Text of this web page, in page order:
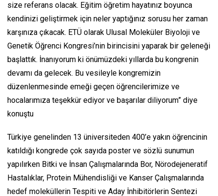
size referans olacak. Eğitim öğretim hayatınız boyunca
kendinizi geliştirmek için neler yaptığınız sorusu her zaman
karşınıza çıkacak. ETÜ olarak Ulusal Moleküler Biyoloji ve
Genetik Öğrenci Kongresi’nin birincisini yaparak bir geleneği
başlattık. İnanıyorum ki önümüzdeki yıllarda bu kongrenin
devamı da gelecek. Bu vesileyle kongremizin
düzenlenmesinde emeği geçen öğrencilerimize ve
hocalarımıza teşekkür ediyor ve başarılar diliyorum” diye
konuştu
Türkiye genelinden 13 üniversiteden 400’e yakın öğrencinin
katıldığı kongrede çok sayıda poster ve sözlü sunumun
yapılırken Bitki ve İnsan Çalışmalarında Bor, Nörodejeneratif
Hastalıklar, Protein Mühendisliği ve Kanser Çalışmalarında
hedef moleküllerin Tespiti ve Aday İnhibitörlerin Sentezi